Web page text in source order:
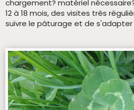
chargement? matériel
12 à 18 mois, des visites très
suivre le pâturage et de s'adapter